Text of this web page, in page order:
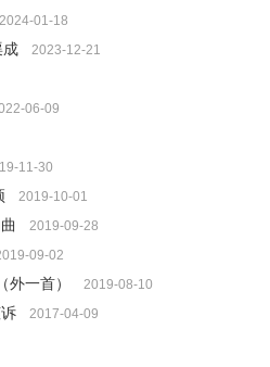
2024-01-18
成
2023-12-21
06-09
11-30
2019-10-01
2019-09-28
09-02
一首）
2019-08-10
2017-04-09